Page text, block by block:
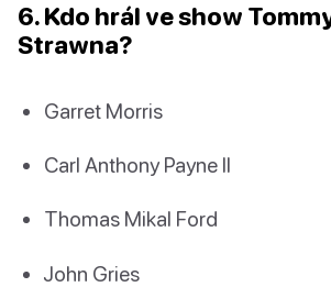
6. Kdo hrál ve show
Strawna?
Garret Morris
Carl Anthony Payne II
Thomas Mikal Ford
John Gries